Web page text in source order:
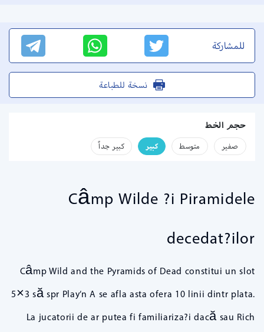
للمشاركة
نسخة للطباعة
حجم الخط
صفير متوسط كبير كبير جداً
Câmp Wilde ?i Piramidele
decedat?ilor
Câmp Wild and the Pyramids of Dead constitui un slot
5×3 să spr Play’n A se afla asta ofera 10 linii dintr plata.
La jucatorii de ar putea fi familiariza?i dacă sau Rich